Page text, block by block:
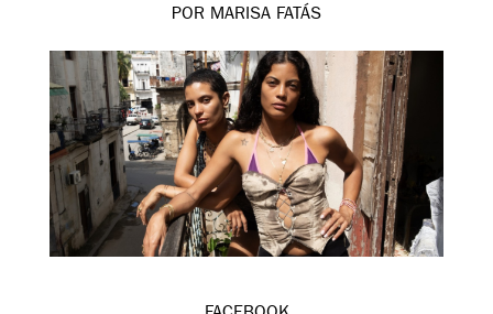
POR MARISA FATÁS